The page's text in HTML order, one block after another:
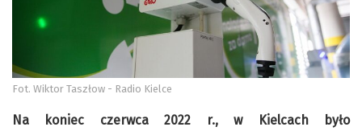
Fot. Wiktor Taszłow - Radio Kielce
Na koniec czerwca 2022 r., w Kielcach było